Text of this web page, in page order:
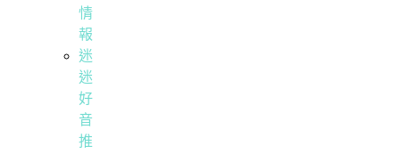
情
報
迷
迷
好
音
推